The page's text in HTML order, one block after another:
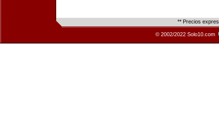
** Precios
© 2002/2022 Solo10.com